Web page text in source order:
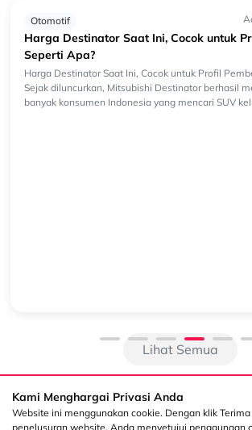
Otomotif
Lihat Semua
Kami Menghargai Privasi Anda
Website ini menggunakan cookie. Dengan klik
penelusuran website, Anda menyetujui penggunaan